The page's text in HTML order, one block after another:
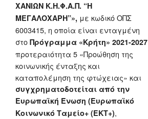
ΧΑΝΙΩΝ Κ.Η.Φ.Α.Π. “Η
ΜΕΓΑΛΟΧΑΡΗ”», με κωδικό ΟΠΣ
6003415, η οποία είναι ενταγμένη
στο Πρόγραμμα «Κρήτη» 2021-2027
προτεραιότητα 5 «Προώθηση της
κοινωνικής ένταξης και
καταπολέμηση της φτώχειας» και
συγχρηματοδοτείται από την
Ευρωπαϊκή Ένωση (Ευρωπαϊκό
Κοινωνικό Ταμείο+ (ΕΚΤ+),